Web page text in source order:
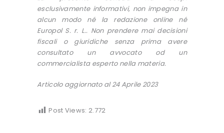
esclusivamente informativi, non impegna in
alcun modo né la redazione online né
Europol S. r. L.. Non prendere mai decisioni
fiscali o giuridiche senza prima avere
consultato un avvocato od un
commercialista esperto nella materia.
Articolo aggiornato al 24 Aprile 2023
Post Views: 2.772